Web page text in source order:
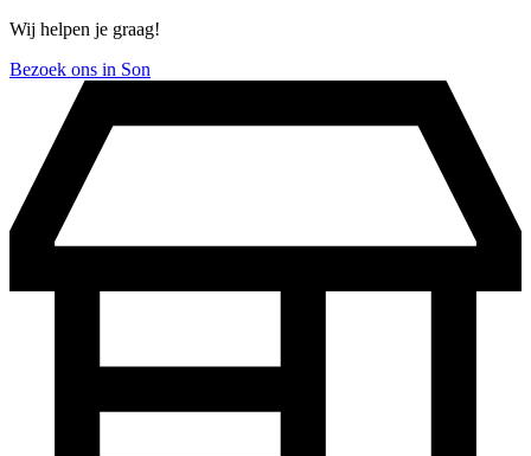
Wij helpen je graag!
Bezoek ons in Son